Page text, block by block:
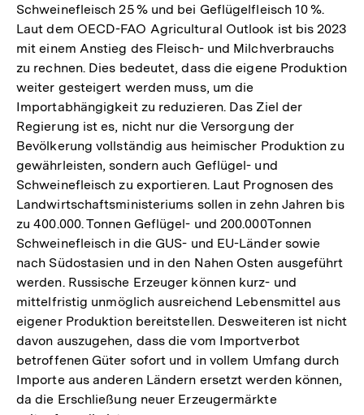
Schweinefleisch 25 % und bei Geflügelfleisch 10 %.
Laut dem OECD-FAO Agricultural Outlook ist bis 2023
mit einem Anstieg des Fleisch- und Milchverbrauchs
zu rechnen. Dies bedeutet, dass die eigene Produktion
weiter gesteigert werden muss, um die
Importabhängigkeit zu reduzieren. Das Ziel der
Regierung ist es, nicht nur die Versorgung der
Bevölkerung vollständig aus heimischer Produktion zu
gewährleisten, sondern auch Geflügel- und
Schweinefleisch zu exportieren. Laut Prognosen des
Landwirtschaftsministeriums sollen in zehn Jahren bis
zu 400.000. Tonnen Geflügel- und 200.000Tonnen
Schweinefleisch in die GUS- und EU-Länder sowie
nach Südostasien und in den Nahen Osten ausgeführt
werden. Russische Erzeuger können kurz- und
mittelfristig unmöglich ausreichend Lebensmittel aus
eigener Produktion bereitstellen. Desweiteren ist nicht
davon auszugehen, dass die vom Importverbot
betroffenen Güter sofort und in vollem Umfang durch
Importe aus anderen Ländern ersetzt werden können,
da die Erschließung neuer Erzeugermärkte